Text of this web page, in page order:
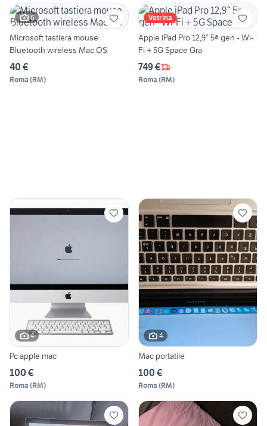
6
Microsoft tastiera mouse
Bluetooth wireless Mac OS
40 €
Roma (RM)
Vetrina
Apple iPad Pro 12,9” 5ª gen - Wi-
Fi + 5G Space Gra
749 €
Roma (RM)
4
Pc apple mac
100 €
Roma (RM)
4
Mac portatile
100 €
Roma (RM)